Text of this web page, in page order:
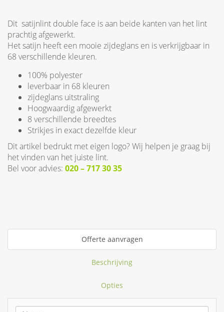
Dit satijnlint double face is aan beide kanten van het lint
prachtig afgewerkt.
Het satijn heeft een mooie zijdeglans en is verkrijgbaar in
68 verschillende kleuren.
100% polyester
leverbaar in 68 kleuren
zijdeglans uitstraling
Hoogwaardig afgewerkt
8 verschillende breedtes
Strikjes in exact dezelfde kleur
Dit artikel bedrukt met eigen logo? Wij helpen je graag bij
het vinden van het juiste lint.
Bel voor advies: 020 – 717 30 35
Offerte aanvragen
Beschrijving
Opties